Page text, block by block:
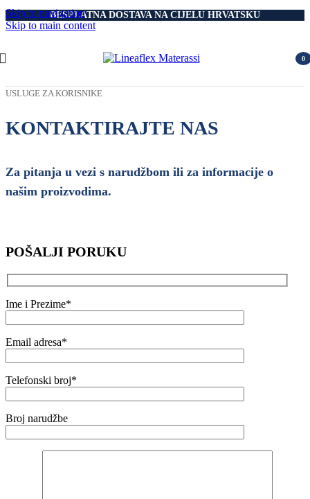
Skip to navigation
Skip to main content
BESPLATNA DOSTAVA NA CIJELU HRVATSKU
0
USLUGE ZA KORISNIKE
KONTAKTIRAJTE NAS
Za pitanja u vezi s narudžbom ili za informacije o
našim proizvodima.
POŠALJI PORUKU
Ime i Prezime*
Email adresa*
Telefonski broj*
Broj narudžbe